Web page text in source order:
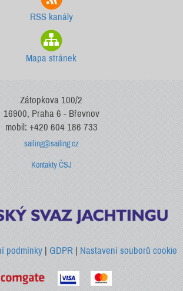
RSS kanály
Mapa stránek
Zátopkova 100/2
16900, Praha 6 - Břevnov
mobil: +420 604 186 733
sailing@sailing.cz
Kontakty ČSJ
podmínky | GDPR|Nastavení souborů cookie